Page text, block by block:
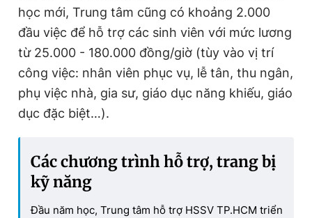
học mới, Trung tâm cũng có khoảng 2.000
đầu việc để hỗ trợ các sinh viên với mức lương
từ 25.000 - 180.000 đồng/giờ (tùy vào vị trí
công việc: nhân viên phục vụ, lễ tân, thu ngân,
phụ việc nhà, gia sư, giáo dục năng khiếu, giáo
dục đặc biệt…).
Các chương trình hỗ trợ, trang bị
kỹ năng
Đầu năm học, Trung tâm hỗ trợ HSSV TP.HCM triển